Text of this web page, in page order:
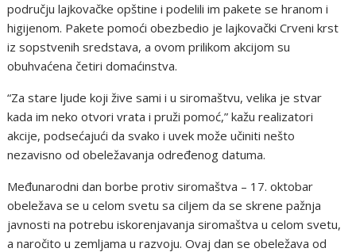
području lajkovačke opštine i podelili im pakete se hranom i
higijenom. Pakete pomoći obezbedio je lajkovački Crveni krst
iz sopstvenih sredstava, a ovom prilikom akcijom su
obuhvaćena četiri domaćinstva.
“Za stare ljude koji žive sami i u siromaštvu, velika je stvar
kada im neko otvori vrata i pruži pomoć,” kažu realizatori
akcije, podsećajući da svako i uvek može učiniti nešto
nezavisno od obeležavanja određenog datuma.
Međunarodni dan borbe protiv siromaštva – 17. oktobar
obeležava se u celom svetu sa ciljem da se skrene pažnja
javnosti na potrebu iskorenjavanja siromaštva u celom svetu,
a naročito u zemljama u razvoju. Ovaj dan se obeležava od